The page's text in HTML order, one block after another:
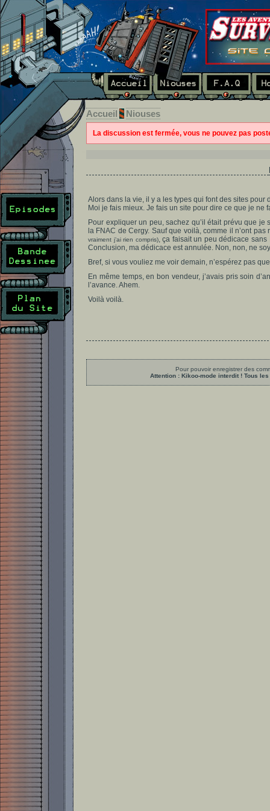
Accueil Niouses
La discussion est fermée, vous ne pouvez pas
Alors dans la vie, il y a les types qui font des sites pour
Moi je fais mieux. Je fais un site pour dire ce que je ne
Pour expliquer un peu, sachez qu’il était prévu que
la FNAC de Cergy. Sauf que voilà, comme il n’ont
vraiment j’ai rien compris), ça faisait un peu dédicace
Conclusion, ma dédicace est annulée. Non, non, ne
Bref, si vous vouliez me voir demain, n’espérez pas
En même temps, en bon vendeur, j’avais pris soin
l’avance. Ahem.
Voilà voilà.
Pour pouvoir enregistrer des
Attention : Kikoo-mode interdit ! Tous